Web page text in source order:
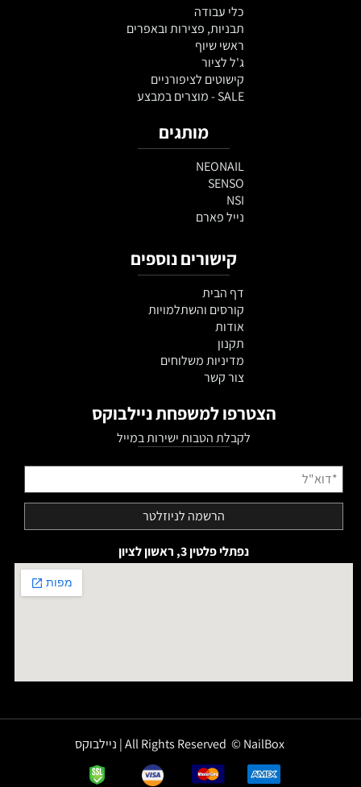
כלי עבודה
תבניות, פצירות ובאפרים
ראשי שיוף
ג'ל לציור
קישוטים לציפורניים
SALE - מוצרים במבצע
מותגים
NEONAIL
SENSO
NSI
נייל פארם
קישורים נוספים
דף הבית
קורסים והשתלמויות
אודות
תקנון
מדיניות משלוחים
צור קשר
הצטרפו למשפחת ניילבוקס
לקבלת הטבות ישירות במייל
נפתלי פלטין 3, ראשון לציון
All Rights Reserved © NailBox | ניילבוקס